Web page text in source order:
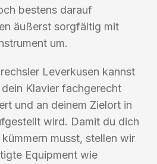
bestens darauf
äußerst sorgfältig mit
um.
Leverkusen kannst
Klavier fachgerecht
und an deinem Zielort in
wird. Damit du dich
musst, stellen wir
Equipment wie